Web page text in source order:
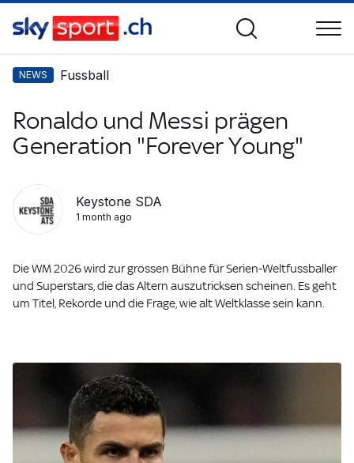
NEWS Fussball
Ronaldo und Messi prägen
Generation "Forever Young"
Keystone SDA
1 month ago
Die WM 2026 wird zur grossen Bühne für Serien-Weltfussballer
und Superstars, die das Altern auszutricksen scheinen. Es geht
um Titel, Rekorde und die Frage, wie alt Weltklasse sein kann.